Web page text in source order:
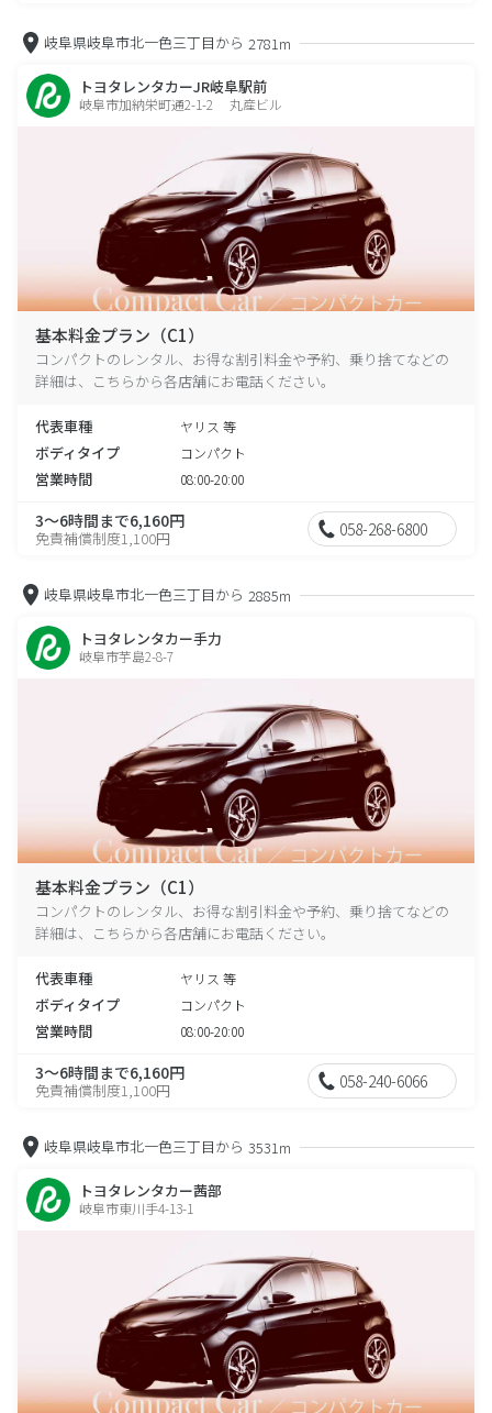
岐阜県岐阜市北一色三丁目から 2781m
トヨタレンタカーJR岐阜駅前
岐阜市加納栄町通2-1-2 丸産ビル
基本料金プラン（C1）
コンパクトのレンタル、お得な割引料金や予約、乗り捨てなどの
詳細は、こちらから各店舗にお電話ください。
代表車種 ヤリス 等
ボディタイプ コンパクト
営業時間 08:00-20:00
3～6時間まで6,160円
免責補償制度1,100円 058-268-6800
岐阜県岐阜市北一色三丁目から 2885m
トヨタレンタカー手力
岐阜市芋島2-8-7
基本料金プラン（C1）
コンパクトのレンタル、お得な割引料金や予約、乗り捨てなどの
詳細は、こちらから各店舗にお電話ください。
代表車種 ヤリス 等
ボディタイプ コンパクト
営業時間 08:00-20:00
3～6時間まで6,160円
免責補償制度1,100円 058-240-6066
岐阜県岐阜市北一色三丁目から 3531m
トヨタレンタカー茜部
岐阜市東川手4-13-1